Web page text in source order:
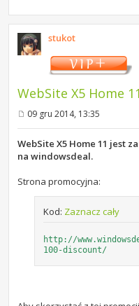
stukot
WebSite X5 Home
o
s
t
09 gru 2014, 13:35
WebSite X5 Home 11 jest
na windowsdeal.
Strona promocyjna:
Kod: Zaznacz cały
http://
100-discount/